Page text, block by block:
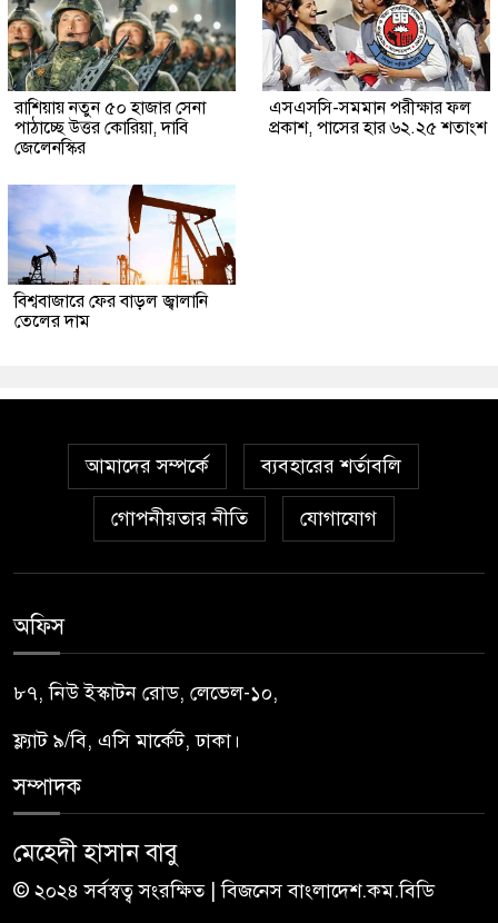
রাশিয়ায় নতুন ৫০ হাজার সেনা
পাঠাচ্ছে উত্তর কোরিয়া, দাবি
জেলেনস্কির
এসএসসি-সমমান পরীক্ষার ফল
প্রকাশ, পাসের হার ৬২.২৫ শতাংশ
বিশ্ববাজারে ফের বাড়ল জ্বালানি
তেলের দাম
আমাদের সম্পর্কে ব্যবহারের শর্তাবলি
গোপনীয়তার নীতি যোগাযোগ
অফিস
৮৭, নিউ ইস্কাটন রোড, লেভেল-১০,
ফ্ল্যাট ৯/বি, এসি মার্কেট, ঢাকা।
সম্পাদক
মেহেদী হাসান বাবু
© ২০২৪ সর্বস্বত্ব সংরক্ষিত | বিজনেস বাংলাদেশ.কম.বিডি